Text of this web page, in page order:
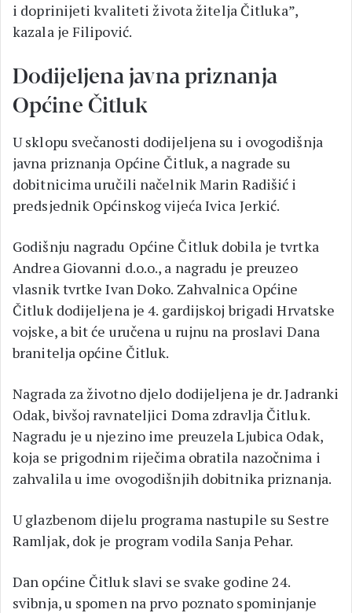
i doprinijeti kvaliteti života žitelja Čitluka”,
kazala je Filipović.
Dodijeljena javna priznanja
Općine Čitluk
U sklopu svečanosti dodijeljena su i ovogodišnja
javna priznanja Općine Čitluk, a nagrade su
dobitnicima uručili načelnik Marin Radišić i
predsjednik Općinskog vijeća Ivica Jerkić.
Godišnju nagradu Općine Čitluk dobila je tvrtka
Andrea Giovanni d.o.o., a nagradu je preuzeo
vlasnik tvrtke Ivan Doko. Zahvalnica Općine
Čitluk dodijeljena je 4. gardijskoj brigadi Hrvatske
vojske, a bit će uručena u rujnu na proslavi Dana
branitelja općine Čitluk.
Nagrada za životno djelo dodijeljena je dr. Jadranki
Odak, bivšoj ravnateljici Doma zdravlja Čitluk.
Nagradu je u njezino ime preuzela Ljubica Odak,
koja se prigodnim riječima obratila nazočnima i
zahvalila u ime ovogodišnjih dobitnika priznanja.
U glazbenom dijelu programa nastupile su Sestre
Ramljak, dok je program vodila Sanja Pehar.
Dan općine Čitluk slavi se svake godine 24.
svibnja, u spomen na prvo poznato spominjanje